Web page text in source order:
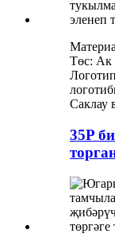
Төс: Ак
Саклау
35P